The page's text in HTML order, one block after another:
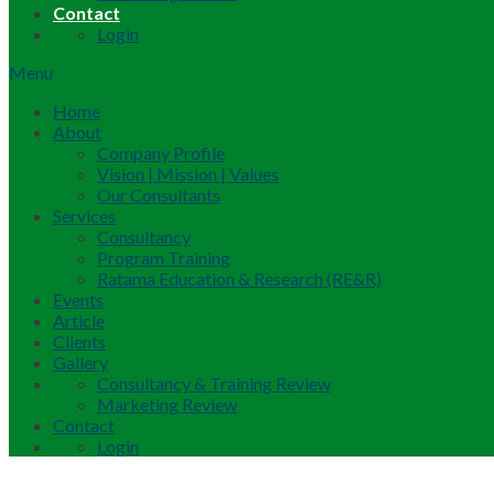
Contact
Login
Menu
Home
About
Company Profile
Vision | Mission | Values
Our Consultants
Services
Consultancy
Program Training
Ratama Education & Research (RE&R)
Events
Article
Clients
Gallery
Consultancy & Training Review
Marketing Review
Contact
Login